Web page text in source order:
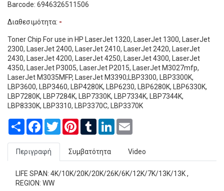
Barcode: 6946326511506
Διαθεσιμότητα: -
Toner Chip For use in HP LaserJet 1320, LaserJet 1300, LaserJet
2300, LaserJet 2400, LaserJet 2410, LaserJet 2420, LaserJet
2430, LaserJet 4200, LaserJet 4250, LaserJet 4300, LaserJet
4350, LaserJet P3005, LaserJet P2015, LaserJet M3027mfp,
LaserJet M3035MFP, LaserJet M3390;LBP3300, LBP3300K,
LBP3600, LBP3460, LBP4280K, LBP6230, LBP6280K, LBP6330K,
LBP7280K, LBP7284K, LBP7330K, LBP7334K, LBP7344K,
LBP8330K, LBP3310, LBP3370C, LBP3370K
Share Facebook
TwitterPinterestTumblrLinkedIn
Περιγραφή Συμβατότητα Video
LIFE SPAN: 4K/10K/20K/20K/26K/6K/12K/7K/13K/13K ,
REGION: WW